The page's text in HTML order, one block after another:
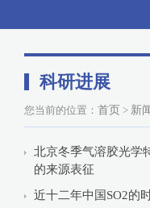
科研进展
您当前的位置： 首页 > 新
北京冬季气溶胶光学
的来源表征
近十二年中国SO2的